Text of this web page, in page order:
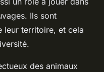
Ils sont
leur territoire, et cela
des animaux